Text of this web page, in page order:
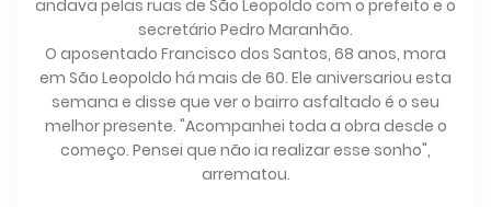
andava pelas ruas de São Leopoldo com o prefeito e o
secretário Pedro Maranhão.
O aposentado Francisco dos Santos, 68 anos, mora
em São Leopoldo há mais de 60. Ele aniversariou esta
semana e disse que ver o bairro asfaltado é o seu
melhor presente. "Acompanhei toda a obra desde o
começo. Pensei que não ia realizar esse sonho",
arrematou.